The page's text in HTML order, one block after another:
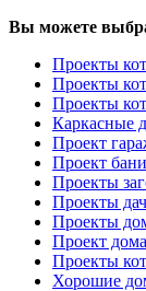
Вы можете
Проекты
Проекты
Проекты
Каркасные
Проект
Проект бани
Проекты
Проекты
Проекты
Проект дома
Проекты
Хорошие